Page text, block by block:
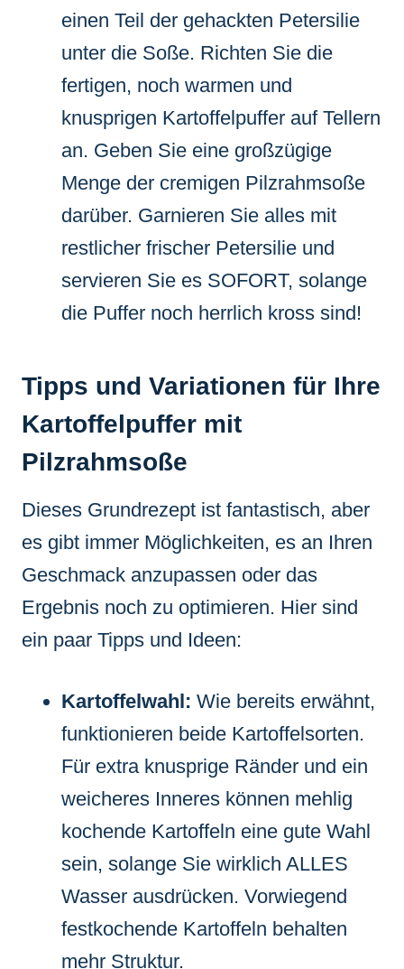
einen Teil der gehackten Petersilie
unter die Soße. Richten Sie die
fertigen, noch warmen und
knusprigen Kartoffelpuffer auf Tellern
an. Geben Sie eine großzügige
Menge der cremigen Pilzrahmsoße
darüber. Garnieren Sie alles mit
restlicher frischer Petersilie und
servieren Sie es SOFORT, solange
die Puffer noch herrlich kross sind!
Tipps und Variationen für Ihre
Kartoffelpuffer mit
Pilzrahmsoße
Dieses Grundrezept ist fantastisch, aber
es gibt immer Möglichkeiten, es an Ihren
Geschmack anzupassen oder das
Ergebnis noch zu optimieren. Hier sind
ein paar Tipps und Ideen:
Kartoffelwahl: Wie bereits erwähnt,
funktionieren beide Kartoffelsorten.
Für extra knusprige Ränder und ein
weicheres Inneres können mehlig
kochende Kartoffeln eine gute Wahl
sein, solange Sie wirklich ALLES
Wasser ausdrücken. Vorwiegend
festkochende Kartoffeln behalten
mehr Struktur.